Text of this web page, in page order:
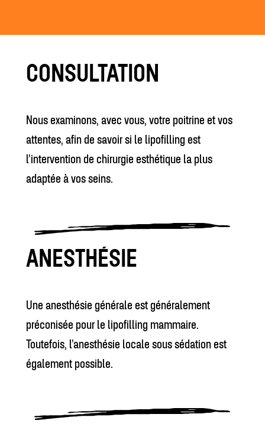
CONSULTATION
Nous examinons, avec vous, votre poitrine et vos
attentes, afin de savoir si le lipofilling est
l’intervention de chirurgie esthétique la plus
adaptée à vos seins.
ANESTHÉSIE
Une anesthésie générale est généralement
préconisée pour le lipofilling mammaire.
Toutefois, l’anesthésie locale sous sédation est
également possible.